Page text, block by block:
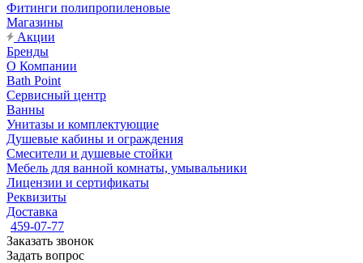
Фитинги полипропиленовые
Магазины
Акции
Бренды
О Компании
Bath Point
Сервисный центр
Ванны
Унитазы и комплектующие
Душевые кабины и ограждения
Смесители и душевые стойки
Мебель для ванной комнаты, умывальники
Лицензии и сертификаты
Реквизиты
Доставка
459-07-77
Заказать звонок
Задать вопрос